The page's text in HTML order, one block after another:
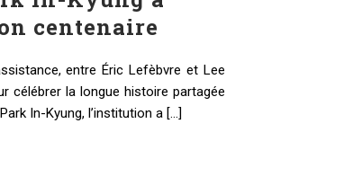
centenaire
entre Éric Lefèbvre et Lee
célébrer la longue histoire partagée
In-Kyung, l’institution a [...]